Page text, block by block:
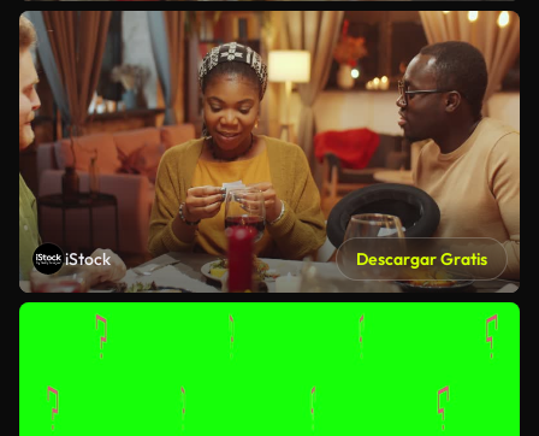
iStock Descargar Gratis